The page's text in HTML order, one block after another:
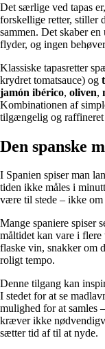
Det særlige ved tapas
forskellige retter, stiller
sammen. Det skaber
flyder, og ingen
Klassiske tapasretter
krydret tomatsauce) og
jamón ibérico, oliven,
Kombinationen af
tilgængelig og raffineret
Den spanske
I Spanien spiser man
tiden ikke måles i
være til stede – ikke
Mange spaniere spiser
måltidet kan vare i
flaske vin, snakker om
roligt tempo.
Denne tilgang kan
I stedet for at se
mulighed for at samles
kræver ikke
sætter tid af til at nyde.